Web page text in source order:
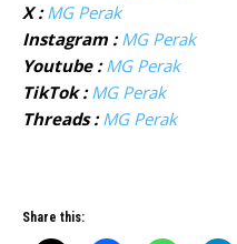
X : MG Perak
Instagram : MG Perak
Youtube : MG Perak
TikTok : MG Perak
Threads : MG Perak
Share this: